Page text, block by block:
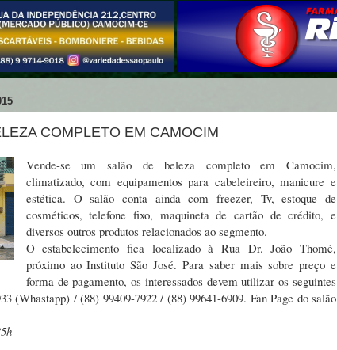
COMPLETO EM CAMOCIM
Vende-se um salão de beleza completo em Camocim,
climatizado, com equipamentos para cabeleireiro, manicure e
estética. O salão conta ainda com freezer, Tv, estoque de
cosméticos, telefone fixo, maquineta de cartão de crédito, e
diversos outros produtos relacionados ao segmento.
O estabelecimento fica localizado à Rua Dr. João Thomé,
próximo ao Instituto São José. Para saber mais sobre preço e
forma de pagamento, os interessados devem utilizar os seguintes
(Whastapp) / (88) 99409-7922 / (88) 99641-6909. Fan Page do salão